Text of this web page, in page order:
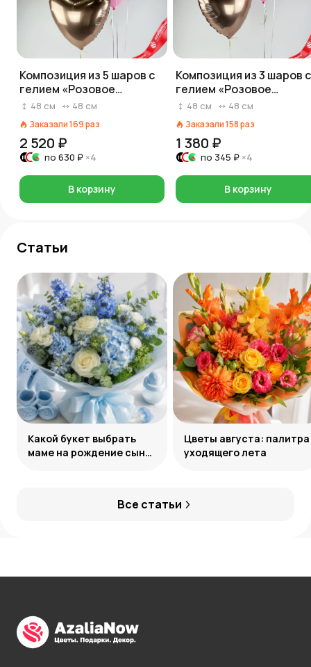
Композиция из 5 шаров с
гелием «Розовое
сердце», вар. 2
48 см 48 см
Заказали169раз
2 520 ₽
по 630 ₽ ×4
В корзину
Композиция из 3 шаров с
гелием «Розовое
сердце», вар. 4
48 см 48 см
Заказали158раз
1 380 ₽
по 345 ₽ ×4
В корзину
Статьи
Все статьи
Какой букет выбрать
маме на рождение сына:
Цветы августа: палитра
уходящего лета